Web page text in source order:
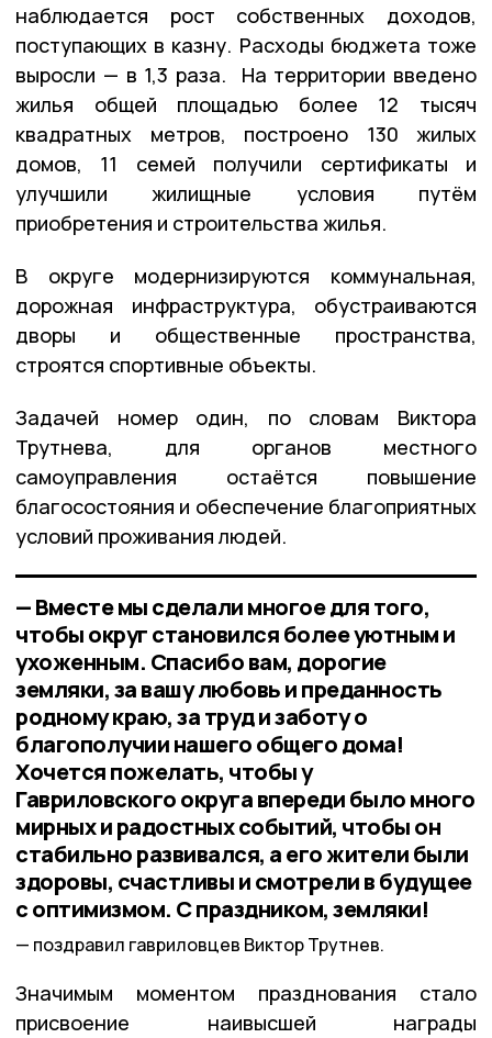
наблюдается рост собственных доходов,
поступающих в казну. Расходы бюджета тоже
выросли — в 1,3 раза. На территории введено
жилья общей площадью более 12 тысяч
квадратных метров, построено 130 жилых
домов, 11 семей получили сертификаты и
улучшили жилищные условия путём
приобретения и строительства жилья.
В округе модернизируются коммунальная,
дорожная инфраструктура, обустраиваются
дворы и общественные пространства,
строятся спортивные объекты.
Задачей номер один, по словам Виктора
Трутнева, для органов местного
самоуправления остаётся повышение
благосостояния и обеспечение благоприятных
условий проживания людей.
— Вместе мы сделали многое для того,
чтобы округ становился более уютным и
ухоженным. Спасибо вам, дорогие
земляки, за вашу любовь и преданность
родному краю, за труд и заботу о
благополучии нашего общего дома!
Хочется пожелать, чтобы у
Гавриловского округа впереди было много
мирных и радостных событий, чтобы он
стабильно развивался, а его жители были
здоровы, счастливы и смотрели в будущее
с оптимизмом. С праздником, земляки!
поздравил гавриловцев Виктор Трутнев.
Значимым моментом празднования стало
присвоение наивысшей награды